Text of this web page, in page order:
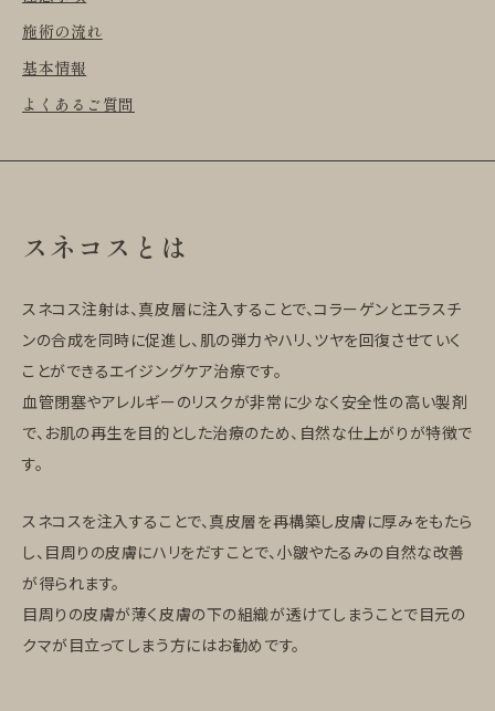
施術の流れ
基本情報
よくあるご質問
スネコスとは
スネコス注射は、真皮層に注入することで、コラーゲンとエラスチ
ンの合成を同時に促進し、肌の弾力やハリ、ツヤを回復させていく
ことができるエイジングケア治療です。
血管閉塞やアレルギーのリスクが非常に少なく安全性の高い製剤
で、お肌の再生を目的とした治療のため、自然な仕上がりが特徴で
す。
スネコスを注入することで、真皮層を再構築し皮膚に厚みをもたら
し、目周りの皮膚にハリをだすことで、小皺やたるみの自然な改善
が得られます。
目周りの皮膚が薄く皮膚の下の組織が透けてしまうことで目元の
クマが目立ってしまう方にはお勧めです。